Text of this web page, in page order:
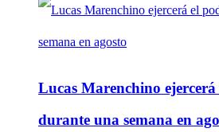
Lucas Marenchino
durante una semana en